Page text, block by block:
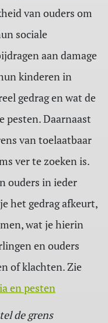
van ouders om
sociale
aan damage
kinderen in
gedrag en wat de
pesten. Daarnaast
van toelaatbaar
ver te zoeken is.
ouders in ieder
het gedrag afkeurt,
wat je hierin
en ouders
of klachten. Zie
en pesten
de grens